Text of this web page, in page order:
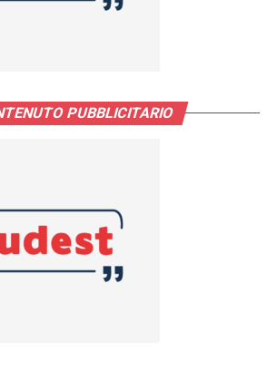
PUBBLICITARIO